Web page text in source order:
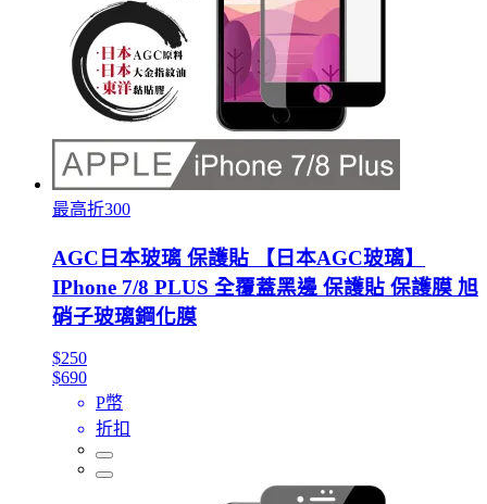
最高折300
AGC日本玻璃 保護貼 【日本AGC玻璃】
IPhone 7/8 PLUS 全覆蓋黑邊 保護貼 保護膜 旭
硝子玻璃鋼化膜
$250
$690
P幣
折扣